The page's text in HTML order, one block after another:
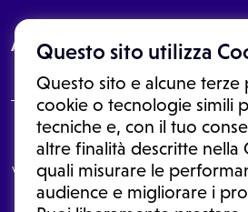
Questo sito utilizza
Questo sito e alcune terze
cookie o tecnologie simili
tecniche e, con il tuo
altre finalità descritte nella
quali misurare le
audience e migliorare i
About
Le informazioni proposte in questo sito
In nessun caso, queste informazioni
visita o una diagnosi formulata dal medico.
le informazioni disponibili come
una diagnosi, la determinazione di un